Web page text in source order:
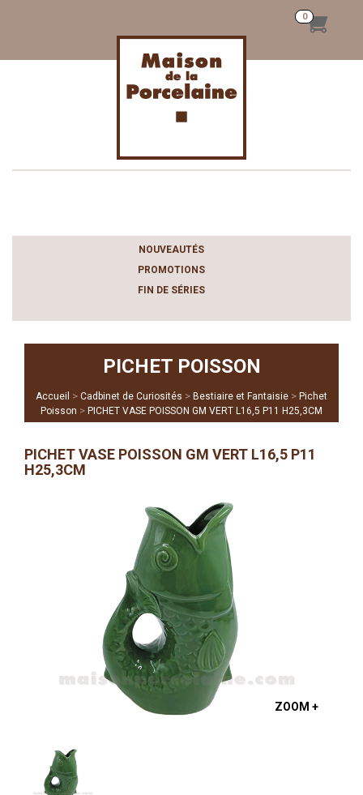
NOUVEAUTÉS
PROMOTIONS
FIN DE SÉRIES
PICHET POISSON
Accueil > Cadbinet de Curiosités > Bestiaire et Fantaisie > Pichet
Poisson > PICHET VASE POISSON GM VERT L16,5 P11 H25,3CM
PICHET VASE POISSON GM VERT L16,5 P11
H25,3CM
ZOOM +